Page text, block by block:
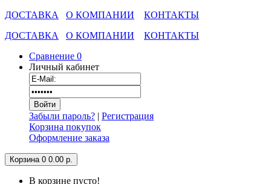
ДОСТАВКА О КОМПАНИИ
КОНТАКТЫ
ДОСТАВКА
О КОМПАНИИ
КОНТАКТЫ
Сравнение 0
Личный кабинет
Забыли пароль? | Регистрация
Корзина покупок
Оформление заказа
Корзина 0 0.00 р.
В корзине пусто!